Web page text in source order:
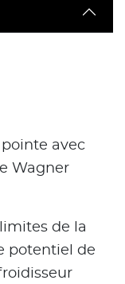
avec
Wagner
de la
potentiel de